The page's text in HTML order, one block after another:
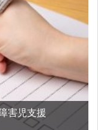
害児支援